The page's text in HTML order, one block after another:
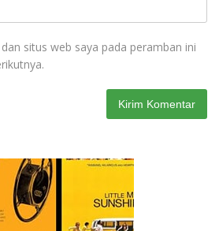
situs web saya pada peramban ini